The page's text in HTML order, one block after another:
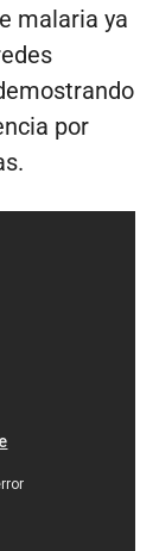
malaria ya
por